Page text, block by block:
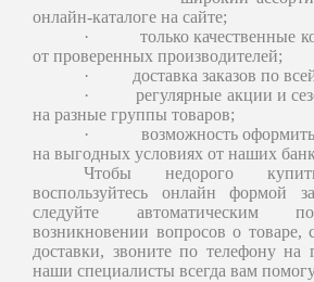
онлайн-каталоге на сайте;
·
только качественные
от проверенных производителей;
·
доставка заказов по
·
регулярные акции и
на разные группы товаров;
·
возможность
на выгодных условиях от наших
Чтобы недорого
воспользуйтесь онлайн формой
следуйте автоматическим
возникновении вопросов о товаре,
доставки, звоните по телефону
наши специалисты всегда вам